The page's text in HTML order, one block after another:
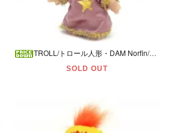
TROLL/トロール人形・DAM Norfin/ダム ノーフィン 「オレンジ/Ｍ/魔法使い」
SOLD OUT